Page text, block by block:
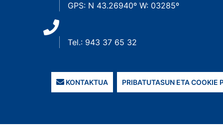
GPS: N 43.26940º W: 03285º
Tel.: 943 37 65 32
KONTAKTUA PRIBATUTASUN ETA COOKIE